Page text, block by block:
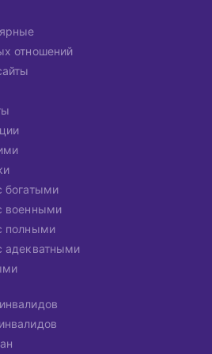
отношений
богатыми
военными
полными
адекватными